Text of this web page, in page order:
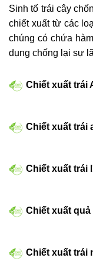
Sinh tố trái cây
chiết xuất từ các
chúng có chứa
dụng chống lại sự
Chiết xuất trái
Chiết xuất trái
Chiết xuất trái
Chiết xuất quả
Chiết xuất trái